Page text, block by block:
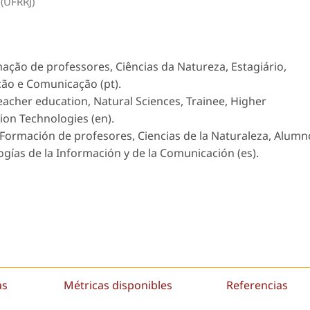
de professores, Ciências da Natureza, Estagiário,
e Comunicação (pt).
education, Natural Sciences, Trainee, Higher
Technologies (en).
de profesores, Ciencias de la Naturaleza,
de la Información y de la Comunicación (es).
Métricas disponibles Referencias